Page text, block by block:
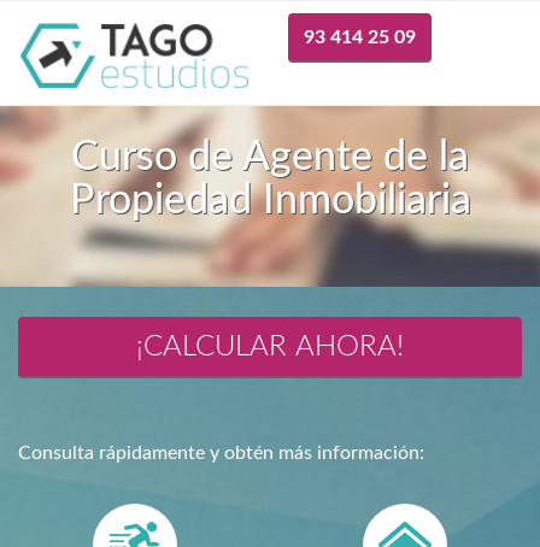
93 414 25 09
Curso de Agente de la
Propiedad Inmobiliaria
¡CALCULAR AHORA!
Consulta rápidamente y obtén más información: